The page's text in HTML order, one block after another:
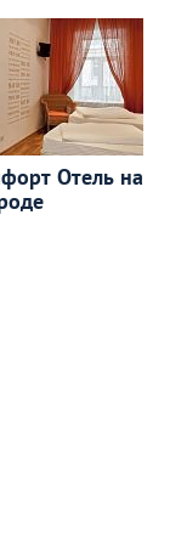
Отель на